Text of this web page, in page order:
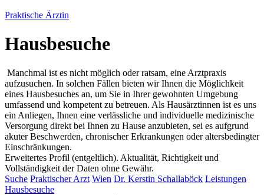
Praktische Ärztin
Hausbesuche
Manchmal ist es nicht möglich oder ratsam, eine Arztpraxis
aufzusuchen. In solchen Fällen bieten wir Ihnen die Möglichkeit
eines Hausbesuches an, um Sie in Ihrer gewohnten Umgebung
umfassend und kompetent zu betreuen. Als Hausärztinnen ist es uns
ein Anliegen, Ihnen eine verlässliche und individuelle medizinische
Versorgung direkt bei Ihnen zu Hause anzubieten, sei es aufgrund
akuter Beschwerden, chronischer Erkrankungen oder altersbedingter
Einschränkungen.
Erweitertes Profil (entgeltlich). Aktualität, Richtigkeit und
Vollständigkeit der Daten ohne Gewähr.
Suche Praktischer Arzt Wien Dr. Kerstin Schallaböck Leistungen
Hausbesuche